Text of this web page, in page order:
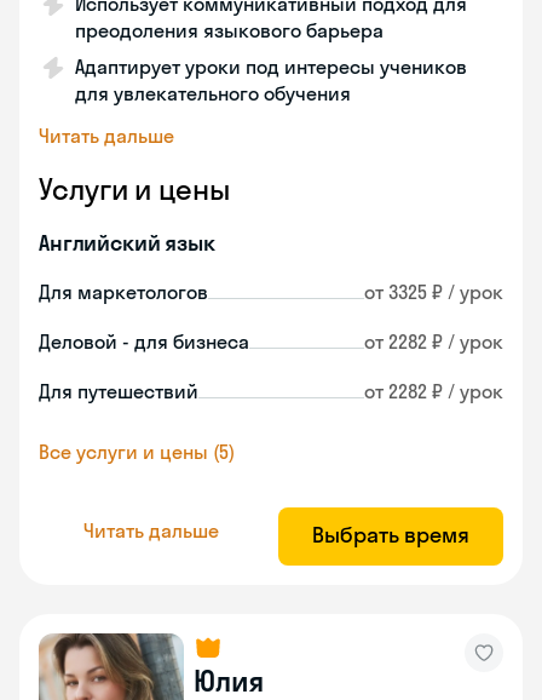
преодоления языкового барьера
Адаптирует уроки под интересы учеников
для увлекательного обучения
Читать дальше
Услуги и цены
Английский язык
Для маркетологов от 3325 ₽ / урок
Деловой - для бизнеса от 2282 ₽ / урок
Для путешествий от 2282 ₽ / урок
Все услуги и цены (5)
Читать дальше Выбрать время
Юлия